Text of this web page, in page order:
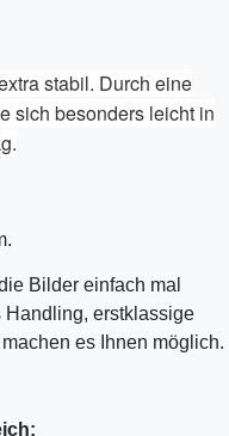
stabil. Durch eine
sich besonders leicht in
Bilder einfach mal
Handling, erstklassige
es Ihnen möglich.